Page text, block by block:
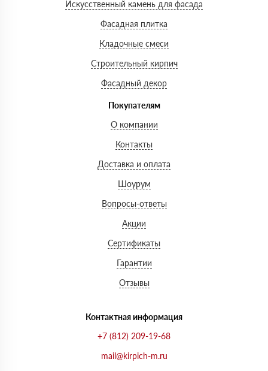
Искусственный камень для фасада
Фасадная плитка
Кладочные смеси
Строительный кирпич
Фасадный декор
Покупателям
О компании
Контакты
Доставка и оплата
Шоурум
Вопросы-ответы
Акции
Сертификаты
Гарантии
Отзывы
Контактная информация
+7 (812) 209-19-68
mail@kirpich-m.ru